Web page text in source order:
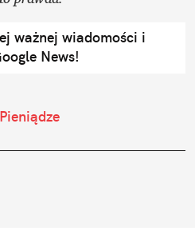
ważnej wiadomości i
News!
Pieniądze